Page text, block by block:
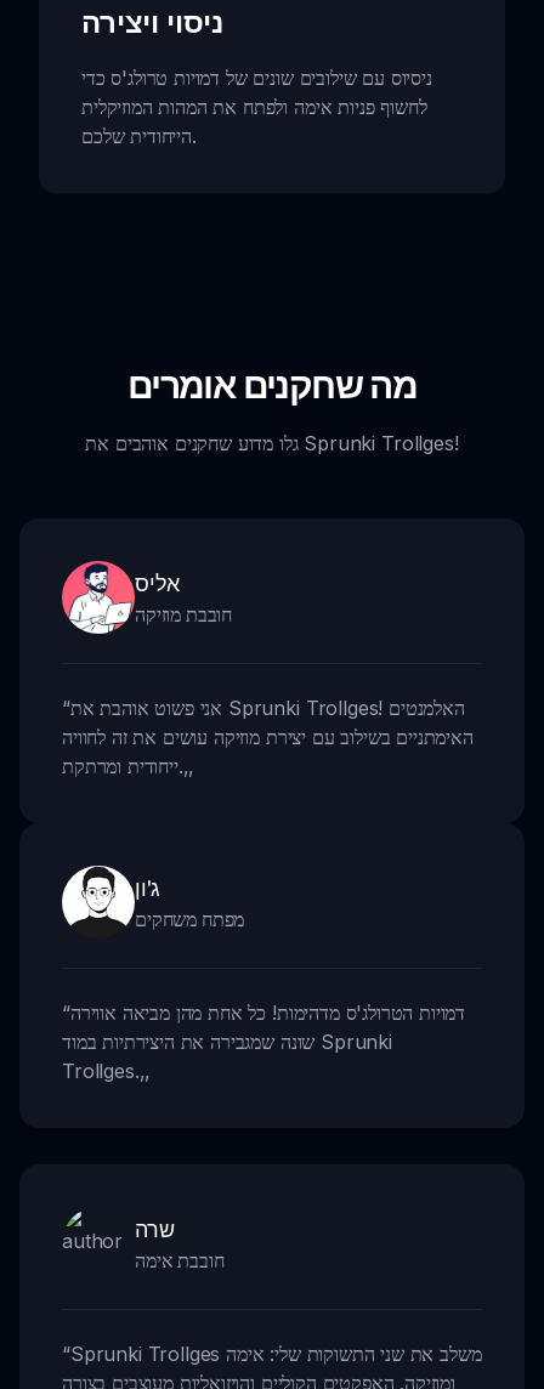
ניסוי ויצירה
ניסיוס עם שילובים שונים של דמויות טרולג'ס כדי
לחשוף פניות אימה ולפתח את המהות המוזיקלית
הייחודית שלכם.
מה שחקנים אומרים
גלו מדוע שחקנים אוהבים את Sprunki Trollges!
אליס
חובבת מוזיקה
“אני פשוט אוהבת את Sprunki Trollges! האלמנטים
האימתניים בשילוב עם יצירת מוזיקה עושים את זה לחוויה
ייחודית ומרתקת.,,
ג'ון
מפתח משחקים
“דמויות הטרולג'ס מדהימות! כל אחת מהן מביאה אווירה
שונה שמגבירה את היצירתיות במוד Sprunki
Trollges.,,
שרה
חובבת אימה
“Sprunki Trollges משלב את שני התשוקות שלי: אימה
ומוזיקה. האפקטים הקוליים והויזואליות מעוצבים בצורה